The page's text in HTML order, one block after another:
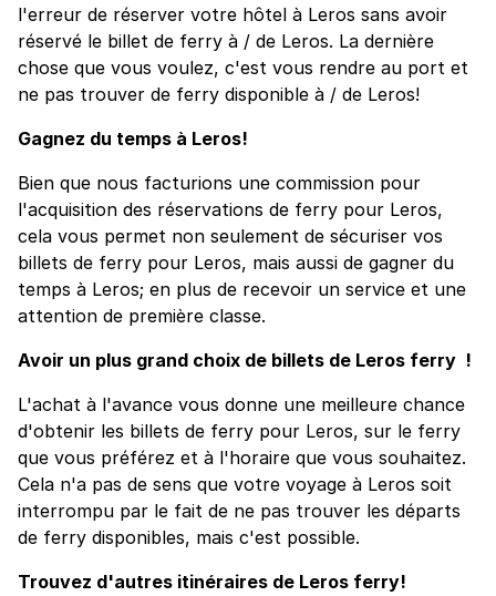
l'erreur de réserver votre hôtel à Leros sans avoir
réservé le billet de ferry à / de Leros. La dernière
chose que vous voulez, c'est vous rendre au port et
ne pas trouver de ferry disponible à / de Leros!
Gagnez du temps à Leros!
Bien que nous facturions une commission pour
l'acquisition des réservations de ferry pour Leros,
cela vous permet non seulement de sécuriser vos
billets de ferry pour Leros, mais aussi de gagner du
temps à Leros; en plus de recevoir un service et une
attention de première classe.
Avoir un plus grand choix de billets de Leros ferry !
L'achat à l'avance vous donne une meilleure chance
d'obtenir les billets de ferry pour Leros, sur le ferry
que vous préférez et à l'horaire que vous souhaitez.
Cela n'a pas de sens que votre voyage à Leros soit
interrompu par le fait de ne pas trouver les départs
de ferry disponibles, mais c'est possible.
Trouvez d'autres itinéraires de Leros ferry!